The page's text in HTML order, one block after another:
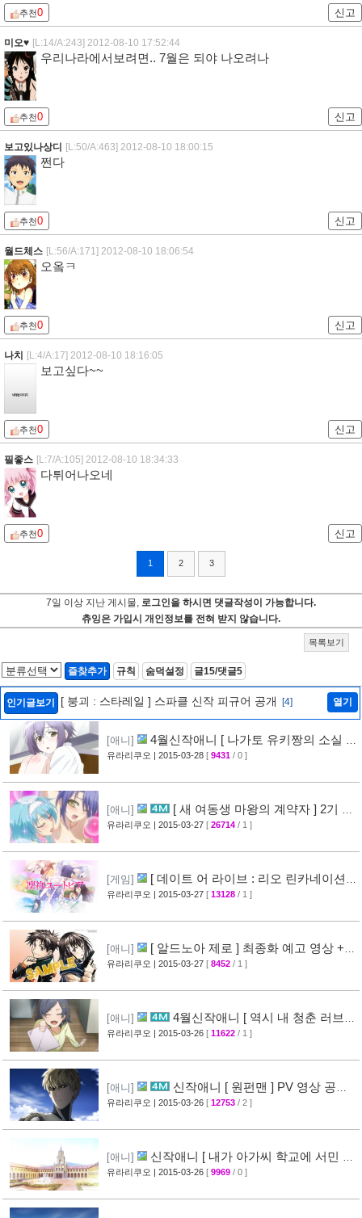
추천0 신고
미오♥ [L:14/A:243] 2012-08-10 17:52:44
우리나라에서보려면.. 7월은 되야 나오려나
추천0 신고
보고있나상디 [L:50/A:463] 2012-08-10 18:00:15
쩐다
추천0 신고
월드체스 [L:56/A:171] 2012-08-10 18:06:54
오옼ㅋ
추천0 신고
나치 [L:4/A:17] 2012-08-10 18:16:05
보고싶다~~
추천0 신고
필좋스 [L:7/A:105] 2012-08-10 18:34:33
다튀어나오네
추천0 신고
1 2 3
7일 이상 지난 게시물, 로그인을 하시면 댓글작성이 가능합니다.
츄잉은 가입시 개인정보를 전혀 받지 않습니다.
목록보기
즐찾추가 규칙 숨덕설정 글15/댓글5
인기글보기 [ 붕괴 : 스타레일 ] 스파클 신작 피규어 공개 [4] 열기
[애니]
4월신작애니 [ 나가토 유키짱의 소실 ]
PV 영상 공개 [35]
유라리쿠오 | 2015-03-28 [ 9431 / 0 ]
[애니]
[ 새 여동생 마왕의 계약자 ] 2기 제
작 결정 + 티저 영상 공개 [45]
유라리쿠오 | 2015-03-27 [ 26714 / 1 ]
[게임]
[ 데이트 어 라이브 : 리오 린카네이션 ]
PV 영상 공개 [36]
유라리쿠오 | 2015-03-27 [ 13128 / 1 ]
[애니]
[ 알드노아 제로 ] 최종화 예고 영상 +
만화 신작 발매 정보 [40]
유라리쿠오 | 2015-03-27 [ 8452 / 1 ]
[애니]
4월신작애니 [ 역시 내 청춘 러브코
메디는 잘못됐다 속 ] 2차 PV 영상 공개
유라리쿠오 | 2015-03-26 [ 11622 / 1 ]
[애니]
신작애니 [ 원펀맨 ] PV 영상 공개 (
onepunchman ) [49]
유라리쿠오 | 2015-03-26 [ 12753 / 2 ]
[애니]
신작애니 [ 내가 아가씨 학교에 서민 샘
플로 겟츠당한 사건 ] 티저 영상 공개
유라리쿠오 | 2015-03-26 [ 9969 / 0 ]